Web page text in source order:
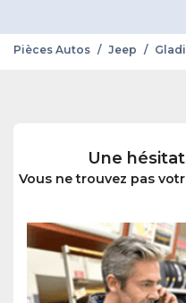
Pièces Autos / Jeep /
Une
Vous ne trouvez pas